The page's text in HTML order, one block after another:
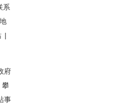
系
|
府
事